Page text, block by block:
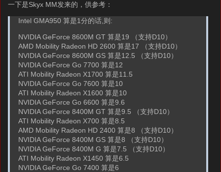
一下是Skyx MM发来的，供参考：
Intel GMA950 算是1分的话,则:
NVIDIA GeForce 8600M GT 算是19 （支持D10）
AMD Mobility Radeon HD 2600 算是17 （支持D10）
NVIDIA GeForce 8600M GS 算是12.5 （支持D10）
NVIDIA GeForce Go 7700 算是12
ATI Mobility Radeon X1700 算是11.5
NVIDIA GeForce Go 7600 算是10
ATI Mobility Radeon X1600 算是10
NVIDIA GeForce Go 6600 算是9.6
NVIDIA GeForce 8400M GT 算是9.5 （支持D10）
ATI Mobility Radeon X700 算是8.5
AMD Mobility Radeon HD 2400 算是8 （支持D10）
NVIDIA GeForce 8400M GS 算是8 （支持D10）
NVIDIA GeForce 8400M G 算是7.5 （支持D10）
ATI Mobility Radeon X1450 算是6.5
NVIDIA GeForce Go 7400 算是6